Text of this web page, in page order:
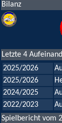
Bilanz
Letzte 4
2025/2026
2025/2026
2024/2025
2022/2023
Spielbericht vom